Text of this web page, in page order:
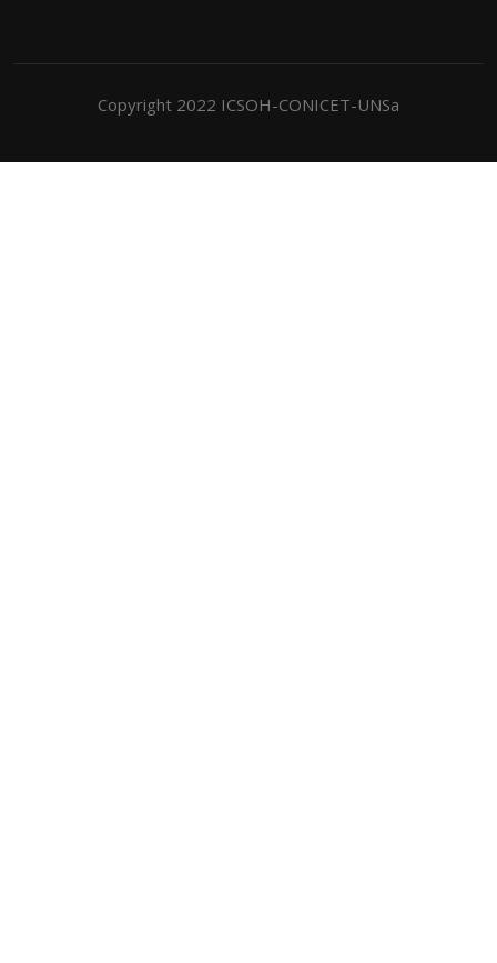
Copyright 2022 ICSOH-CONICET-UNSa